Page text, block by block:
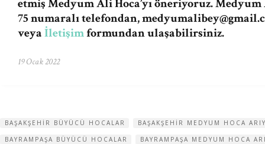
etmiş Medyum Ali Hoca’yı öneriyoruz. Medyum
75 numaralı telefondan,
veyaİletişimformundan ulaşabilirsiniz.
19 Ocak 2022
BAŞAKŞEHIR BÜYÜCÜ HOCALAR
BAŞAKŞEHIR MEDYUM HOCA
BAYRAMPAŞA BÜYÜCÜ HOCALAR
BAYRAMPAŞA MEDYUM HOCA